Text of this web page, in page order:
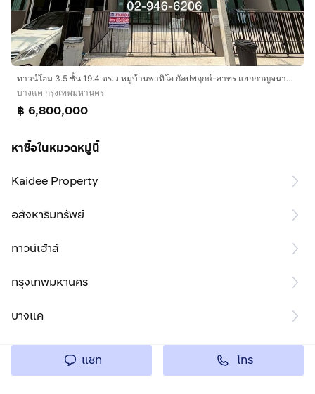
ทาวน์โฮม 3.5 ชั้น 19.4 ตร.ว หมู่บ้านพาทิโอ กัลปพฤกษ์-สาทร แยกกาญจนาภิเษก-กัลปพฤกษ์ ถนนกาญจนาภิเษก เขตบางแค กรุงเทพมหานคร
บางแค กรุงเทพมหานคร
฿ 6,800,000
หาซื้อในหมวดหมู่นี้
Kaidee Property
อสังหาริมทรัพย์
ทาวน์เฮ้าส์
กรุงเทพมหานคร
บางแค
แชท โทร